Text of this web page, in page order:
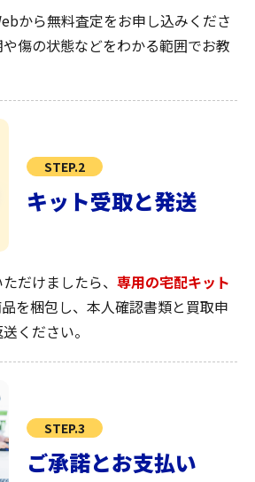
から無料査定をお申し込みくださ
傷の状態などをわかる範囲でお教
STEP.2
キット受取と発送
だけましたら、 専用の宅配キット
を梱包し、本人確認書類と買取申
ください。
STEP.3
ご承諾とお支払い